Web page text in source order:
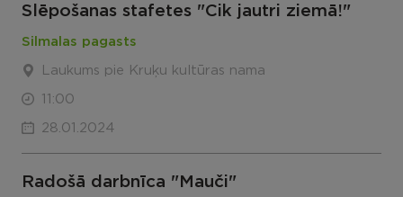
Slēpošanas stafetes "Cik jautri ziemā!"
Silmalas pagasts
Laukums pie Kruķu kultūras nama
11:00
28.01.2024
Radošā darbnīca "Mauči"